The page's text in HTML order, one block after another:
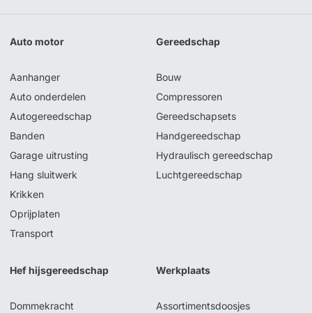
Auto motor
Aanhanger
Auto onderdelen
Autogereedschap
Banden
Garage uitrusting
Hang sluitwerk
Krikken
Oprijplaten
Transport
Gereedschap
Bouw
Compressoren
Gereedschapsets
Handgereedschap
Hydraulisch gereedschap
Luchtgereedschap
Hef hijsgereedschap
Dommekracht
Werkplaats
Assortimentsdoosjes